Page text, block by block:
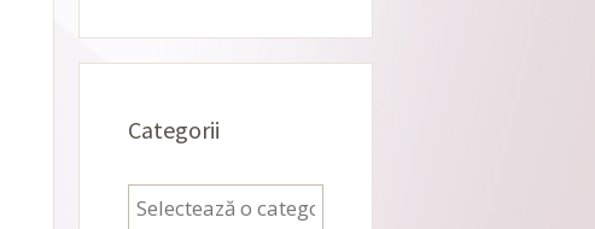
Categorii
Categorii